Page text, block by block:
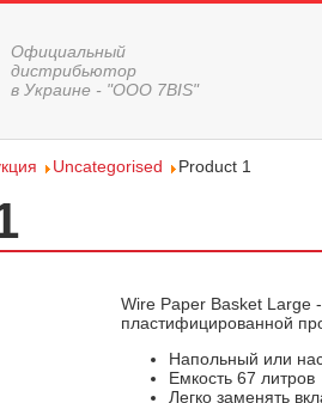
Официальный
дистрибьютор
в Украине - "ООО 7BIS"
Uncategorised Product 1
Wire Paper Basket Large
пластифицированной
Напольный или
Емкость 67 литров
Легко заменять